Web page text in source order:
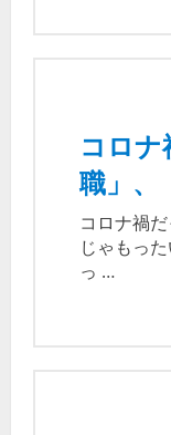
コロ
職」
コロナ禍
じゃもっ
っ …